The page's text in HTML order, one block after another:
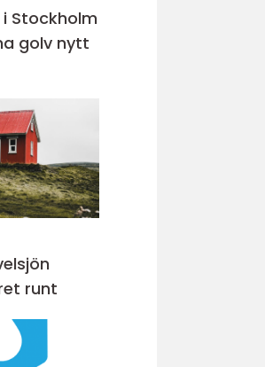
Stockholm
golv nytt
runt